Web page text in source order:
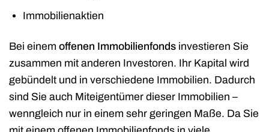
Immobilienaktien
Bei einem offenen Immobilienfonds investieren Sie
zusammen mit anderen Investoren. Ihr Kapital wird
gebündelt und in verschiedene Immobilien. Dadurch
sind Sie auch Miteigentümer dieser Immobilien –
wenngleich nur in einem sehr geringen Maße. Da Sie